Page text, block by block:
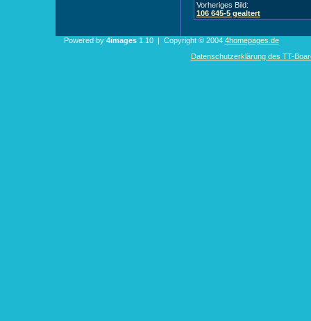
Vorheriges Bild:
106 645-5 gealtert
Powered by 4images1.10 | Copyright © 2004 4homepages.de
Datenschutzerklärung des TT-